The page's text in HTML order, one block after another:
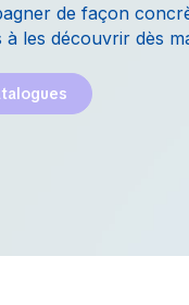
de façon
à les découvrir dès